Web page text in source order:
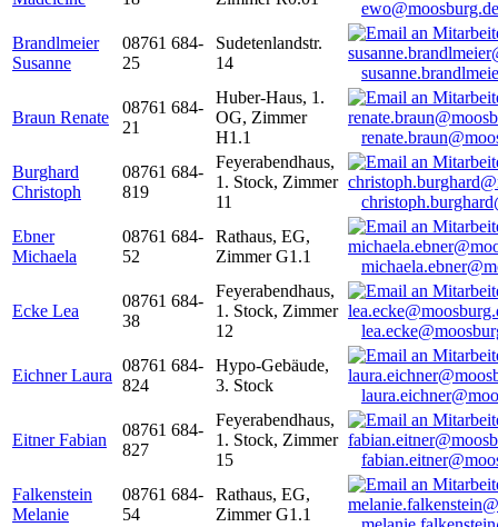
ewo@moosburg.de
Brandlmeier
Susanne
08761 684-
25
Sudetenlandstr.
14
Braun Renate
08761 684-
21
Huber-Haus, 1.
OG, Zimmer
H1.1
Burghard
Christoph
08761 684-
819
Feyerabendhaus,
1. Stock, Zimmer
11
Ebner
Michaela
08761 684-
52
Rathaus, EG,
Zimmer G1.1
Ecke Lea
08761 684-
38
Feyerabendhaus,
1. Stock, Zimmer
12
Eichner Laura
08761 684-
824
Hypo-Gebäude,
3. Stock
Eitner Fabian
08761 684-
827
Feyerabendhaus,
1. Stock, Zimmer
15
Falkenstein
Melanie
08761 684-
54
Rathaus, EG,
Zimmer G1.1